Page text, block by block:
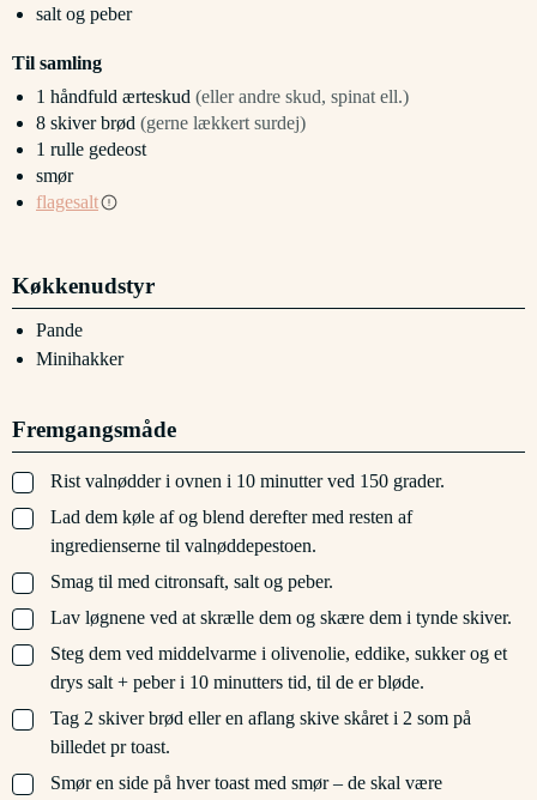
salt og peber
Til samling
1 håndfuld ærteskud (eller andre skud, spinat ell.)
8 skiver brød (gerne lækkert surdej)
1 rulle gedeost
smør
flagesalt
Køkkenudstyr
Pande
Minihakker
Fremgangsmåde
▢
Rist valnødder i ovnen i 10 minutter ved 150 grader.
▢
Lad dem køle af og blend derefter med resten af
ingredienserne til valnøddepestoen.
▢
Smag til med citronsaft, salt og peber.
▢
Lav løgnene ved at skrælle dem og skære dem i tynde skiver.
▢
Steg dem ved middelvarme i olivenolie, eddike, sukker og et
drys salt + peber i 10 minutters tid, til de er bløde.
▢
Tag 2 skiver brød eller en aflang skive skåret i 2 som på
billedet pr toast.
▢
Smør en side på hver toast med smør – de skal være